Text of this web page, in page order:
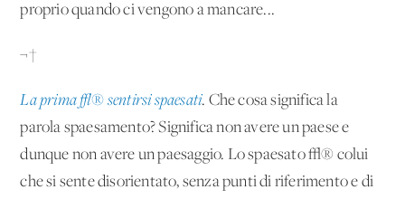
proprio quando ci vengono a mancare...
¬†
La prima √® sentirsi spaesati. Che cosa significa la
parola spaesamento? Significa non avere un paese e
dunque non avere un paesaggio. Lo spaesato √® colui
che si sente disorientato, senza punti di riferimento e di